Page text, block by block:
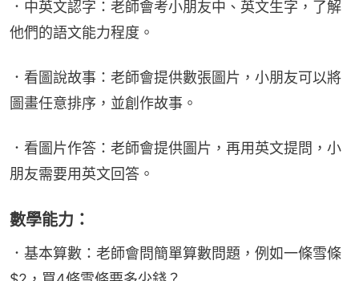
．中英文認字：老師會考小朋友中、英文生字，了解
他們的語文能力程度。
．看圖說故事：老師會提供數張圖片，小朋友可以將
圖畫任意排序，並創作故事。
．看圖片作答：老師會提供圖片，再用英文提問，小
朋友需要用英文回答。
數學能力：
．基本算數：老師會問簡單算數問題，例如一條雪條